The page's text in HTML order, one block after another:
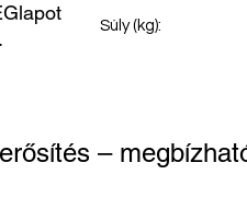
Súly (kg):
–